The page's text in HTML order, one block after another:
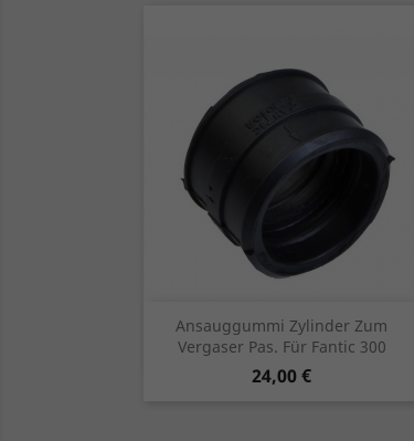
Ansauggummi Zylinder Zum
Vergaser Pas. Für Fantic 300
Preis
24,00 €
Vorschau